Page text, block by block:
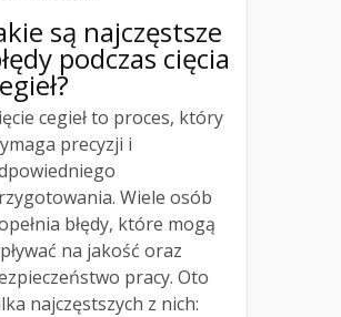
są najczęstsze
podczas cięcia
cegieł to proces, który
precyzji i
Wiele osób
błędy, które mogą
na jakość oraz
pracy. Oto
najczęstszych z nich: